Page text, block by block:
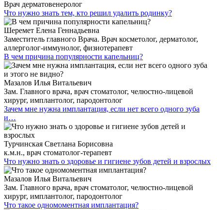
Врач дерматовенеролог
Что нужно знать тем, кто решил удалить родинку?
Шеремет Елена Геннадьевна
Заместитель главного Врача. Врач косметолог, дерматолог,
аллерголог-иммунолог, физиотерапевт
В чем причина популярности капельниц?
Мазалов Илья Витальевич
Зам. Главного врача, врач стоматолог, челюстно-лицевой
хирург, имплантолог, пародонтолог
Зачем мне нужна имплантация, если нет всего одного зуба
и…
Турчинская Светлана Борисовна
к.м.н., врач стоматолог-терапевт
Что нужно знать о здоровье и гигиене зубов детей и взрослых
Мазалов Илья Витальевич
Зам. Главного врача, врач стоматолог, челюстно-лицевой
хирург, имплантолог, пародонтолог
Что такое одномоментная имплантация?